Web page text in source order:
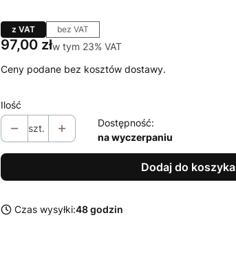
z VAT bez VAT
Cena
97,00 złw tym 23% VAT
w tym 23% VAT
Ceny podane bez kosztów dostawy.
Ilość
szt.
Dostępność:
na wyczerpaniu
Dodaj do koszyka
Czas wysyłki:48 godzin